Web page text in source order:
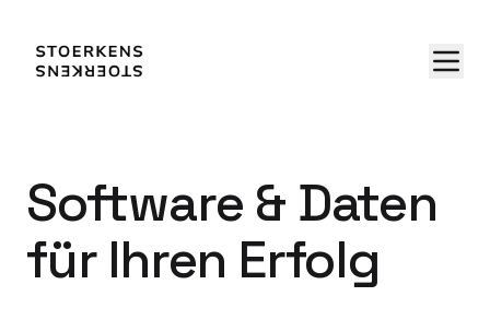
Software & Daten
für Ihren Erfolg